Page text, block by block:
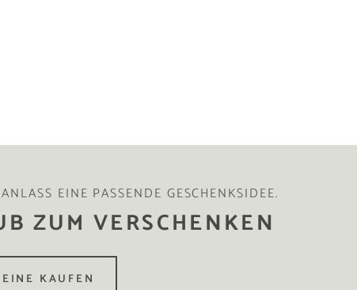
EINE PASSENDE GESCHENKSIDEE.
ZUM VERSCHENKEN
KAUFEN